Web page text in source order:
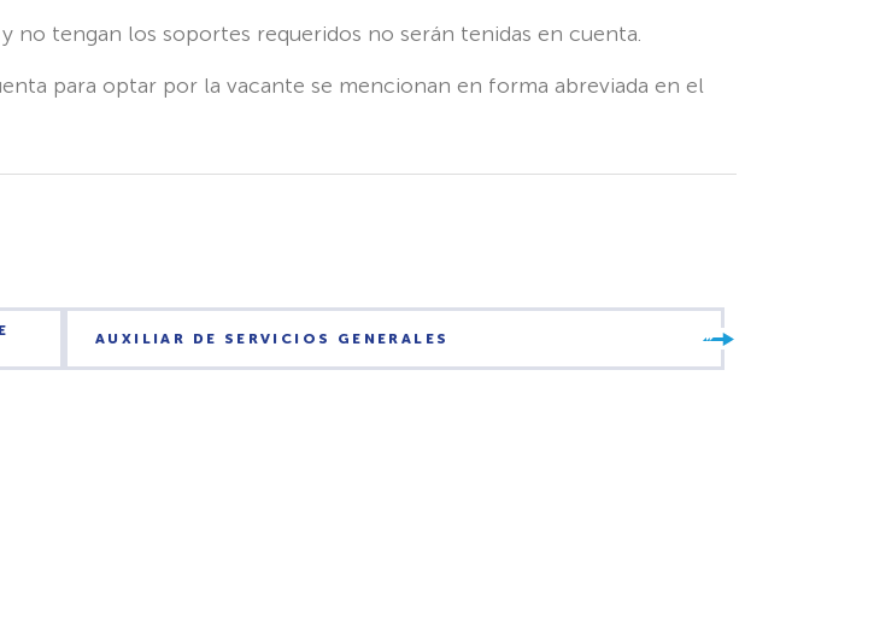
no tengan los soportes requeridos no serán tenidas en cuenta.
para optar por la vacante se mencionan en forma abreviada en el
AUXILIAR DE SERVICIOS GENERALES